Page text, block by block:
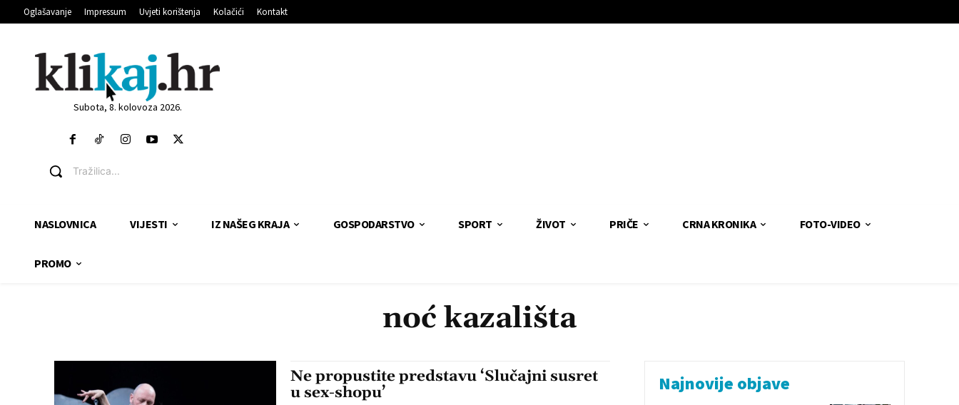
Oglašavanje Impressum Uvjeti korištenja Kolačići Kontakt
Subota, 8. kolovoza 2026.
Tražilica...
NASLOVNICA VIJESTI IZ NAŠEG KRAJA GOSPODARSTVO SPORT ŽIVOT PRIČE CRNA KRONIKA FOTO-VIDEO
PROMO
noć kazališta
Ne propustite predstavu ‘Slučajni susret
u sex-shopu’
Najnovije objave